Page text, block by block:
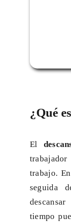
¿Qué
El
trabajo.
seguida
tiempo